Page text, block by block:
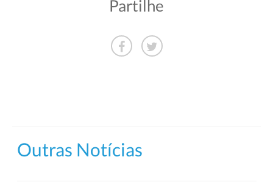
Partilhe
Outras Notícias